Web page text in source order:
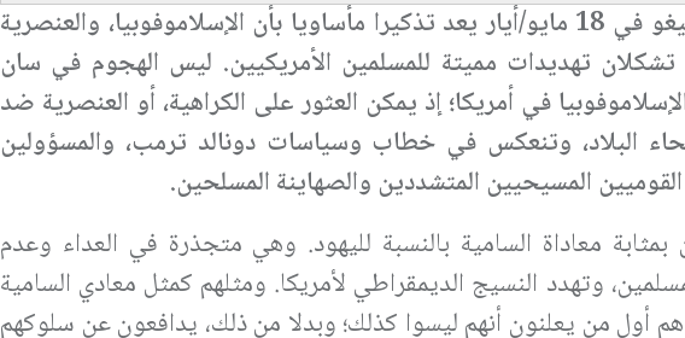
إن الهجوم الذي استهدف مسجدا في سان دييغو في 18 مايو/أيار يعد تذكيرا مأساويا بأن الإسلاموفوبيا، والعنصرية
تشكلان تهديدات مميتة للمسلمين الأمريكيين. ليس الهجوم في سان
في أمريكا؛ إذ يمكن العثور على الكراهية، أو العنصرية ضد
البلاد، وتنعكس في خطاب وسياسات دونالد ترمب، والمسؤولين
المسيحيين المتشددين والصهاينة المسلحين.
معاداة السامية بالنسبة لليهود. وهي متجذرة في العداء وعدم
وتهدد النسيج الديمقراطي لأمريكا. ومثلهم كمثل معادي السامية
أول من يعلنون أنهم ليسوا كذلك؛ وبدلا من ذلك، يدافعون عن سلوكهم